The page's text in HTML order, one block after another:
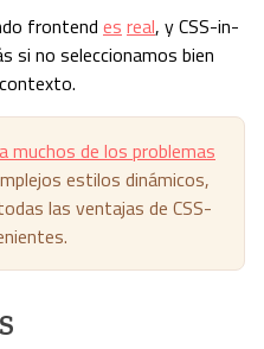
frontend es real, y CSS-in-
si no seleccionamos bien
muchos de los problemas
estilos dinámicos,
las ventajas de CSS-